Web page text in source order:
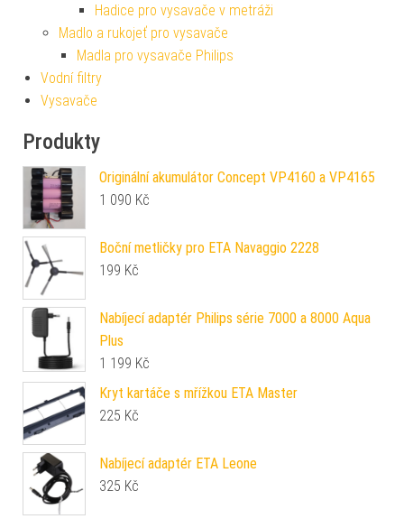
Hadice pro vysavače v metráži
Madlo a rukojeť pro vysavače
Madla pro vysavače Philips
Vodní filtry
Vysavače
Produkty
Originální akumulátor Concept VP4160 a VP4165
1 090 Kč
Boční metličky pro ETA Navaggio 2228
199 Kč
Nabíjecí adaptér Philips série 7000 a 8000 Aqua
Plus
1 199 Kč
Kryt kartáče s mřížkou ETA Master
225 Kč
Nabíjecí adaptér ETA Leone
325 Kč